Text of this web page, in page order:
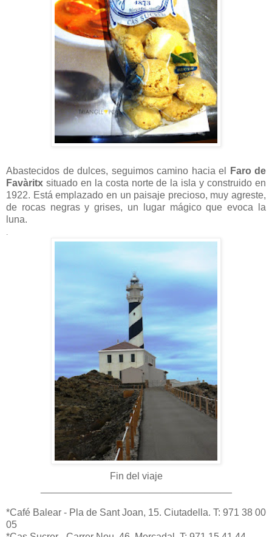
Abastecidos de dulces, seguimos camino hacia el
Faro de
Favàritx situado en la costa norte de la isla y construido en
1922. Está emplazado en un paisaje precioso, muy agreste,
de rocas negras y grises, un lugar mágico que evoca la
luna.
.
Fin del viaje
*Café Balear - Pla de Sant Joan, 15. Ciutadella. T: 971 38 00
05